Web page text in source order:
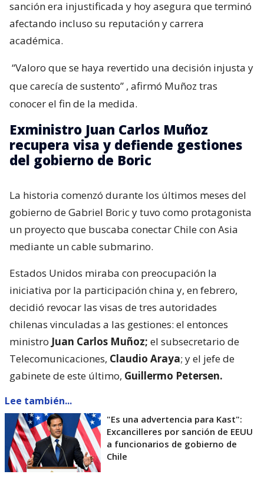
sanción era injustificada y hoy asegura que terminó
afectando incluso su reputación y carrera
académica.
“Valoro que se haya revertido una decisión injusta y
que carecía de sustento” , afirmó Muñoz tras
conocer el fin de la medida.
Exministro Juan Carlos Muñoz
recupera visa y defiende gestiones
del gobierno de Boric
La historia comenzó durante los últimos meses del
gobierno de Gabriel Boric y tuvo como protagonista
un proyecto que buscaba conectar Chile con Asia
mediante un cable submarino.
Estados Unidos miraba con preocupación la
iniciativa por la participación china y, en febrero,
decidió revocar las visas de tres autoridades
chilenas vinculadas a las gestiones: el entonces
ministro Juan Carlos Muñoz; el subsecretario de
Telecomunicaciones, Claudio Araya; y el jefe de
gabinete de este último, Guillermo Petersen.
Lee también...
"Es una advertencia para Kast":
Excancilleres por sanción de EEUU
a funcionarios de gobierno de
Chile